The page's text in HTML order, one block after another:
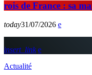
rois de France : sa
today31/07/2026
insert_link
Actualité